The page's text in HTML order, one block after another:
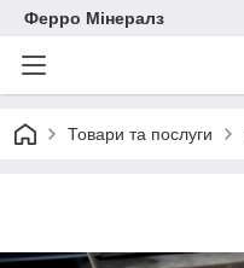
Ферро Мінералз
Товари та послуги